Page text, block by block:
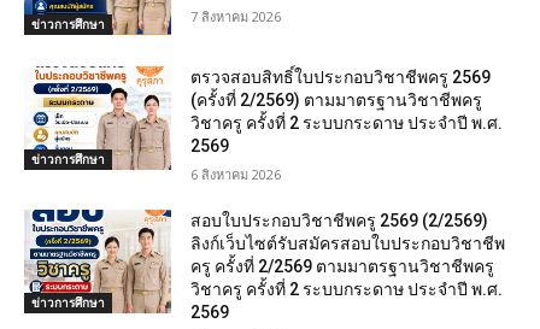
ข่าวการศึกษา 7 สิงหาคม 2026
ข่าวการศึกษา
ตรวจสอบสิทธิ์ใบประกอบวิชาชีพครู 2569
(ครั้งที่ 2/2569) ตามมาตรฐานวิชาชีพครู
วิชาครู ครั้งที่ 2 ระบบกระดาษ ประจำปี พ.ศ.
2569
6 สิงหาคม 2026
ข่าวการศึกษา
สอบใบประกอบวิชาชีพครู 2569 (2/2569)
ลิงก์เว็บไซต์รับสมัครสอบใบประกอบวิชาชีพ
ครู ครั้งที่ 2/2569 ตามมาตรฐานวิชาชีพครู
วิชาครู ครั้งที่ 2 ระบบกระดาษ ประจำปี พ.ศ.
2569